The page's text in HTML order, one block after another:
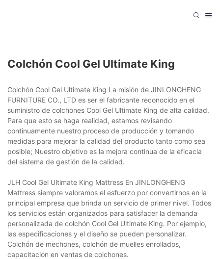
Colchón Cool Gel Ultimate King
Colchón Cool Gel Ultimate King La misión de JINLONGHENG
FURNITURE CO., LTD es ser el fabricante reconocido en el
suministro de colchones Cool Gel Ultimate King de alta calidad.
Para que esto se haga realidad, estamos revisando
continuamente nuestro proceso de producción y tomando
medidas para mejorar la calidad del producto tanto como sea
posible; Nuestro objetivo es la mejora continua de la eficacia
del sistema de gestión de la calidad.
JLH Cool Gel Ultimate King Mattress En JINLONGHENG
Mattress siempre valoramos el esfuerzo por convertirnos en la
principal empresa que brinda un servicio de primer nivel. Todos
los servicios están organizados para satisfacer la demanda
personalizada de colchón Cool Gel Ultimate King. Por ejemplo,
las especificaciones y el diseño se pueden personalizar.
Colchón de mechones, colchón de muelles enrollados,
capacitación en ventas de colchones.